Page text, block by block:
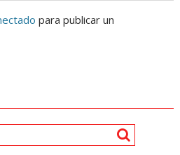
para publicar un